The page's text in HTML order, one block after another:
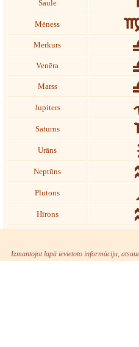
Saule
Mēness
Merkurs
Venēra
Marss
Jupiters
Saturns
Urāns
Neptūns
Plutons
Hīrons
Izmantojot lapā ievietoto informāciju,